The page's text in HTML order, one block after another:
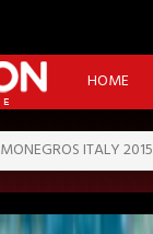
HOME
MONEGROS ITALY 2015